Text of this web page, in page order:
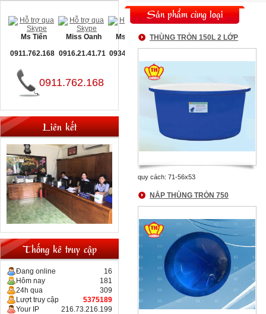
Ms Tiến
0911.762.168
Miss Oanh
0916.21.41.71
Ms Nguyệt
0934.093.660
0911.762.168
Liên kết
Thống kê truy cập
Đang online
16
Hôm nay
181
24h qua
309
Lượt truy cập
5375189
Your IP
216.73.216.199
Sản phẩm cùng loại
THÙNG TRÒN 150L 2 LỚP
quy cách: 71-56x53
NẮP THÙNG TRÒN 750